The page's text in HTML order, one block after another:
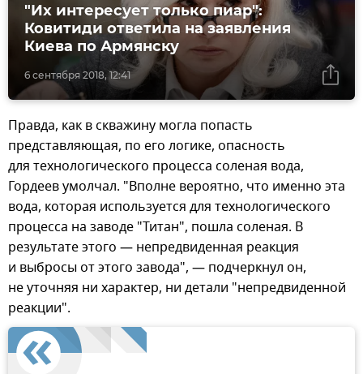
6 сентября 2018, 12:41
"Их интересует только пиар":
Ковитиди ответила на заявления
Киева по Армянску
Правда, как в скважину могла попасть
представляющая, по его логике, опасность
для технологического процесса соленая вода,
Гордеев умолчал. "Вполне вероятно, что именно эта
вода, которая используется для технологического
процесса на заводе "Титан", пошла соленая. В
результате этого — непредвиденная реакция
и выбросы от этого завода", — подчеркнул он,
не уточняя ни характер, ни детали "непредвиденной
реакции".